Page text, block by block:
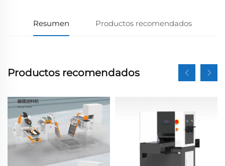
Resumen Productos recomendados
Productos recomendados